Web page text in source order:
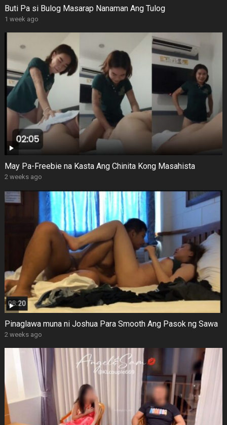
Buti Pa si Bulog Masarap Nanaman Ang Tulog
1 week ago
May Pa-Freebie na Kasta Ang Chinita Kong Masahista
2 weeks ago
Pinaglawa muna ni Joshua Para Smooth Ang Pasok ng Sawa
2 weeks ago